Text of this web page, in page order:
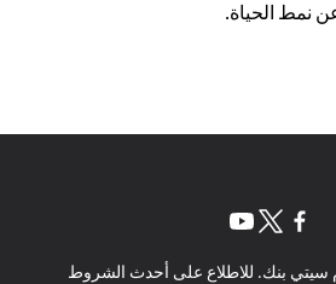
نمط الحياة.
بنك. للاطلاع على أحدث الشروط